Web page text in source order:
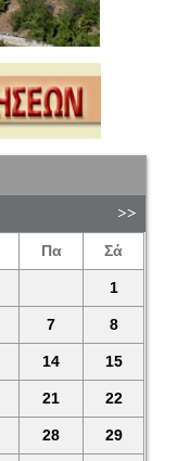
Πα Σά
1
7 8
14 15
21 22
28 29